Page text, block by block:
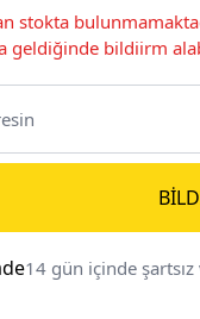
stokta
geldiğinde bildiirm
14 gün içinde